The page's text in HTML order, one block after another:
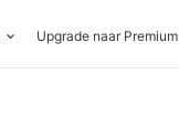
Upgrade naar Premium